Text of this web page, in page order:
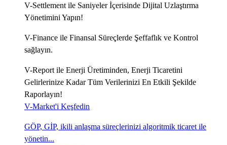
V-Settlement ile Saniyeler İçerisinde Dijital Uzlaştırma
Yönetimini Yapın!
V-Finance ile Finansal Süreçlerde Şeffaflık ve Kontrol
sağlayın.
V-Report ile Enerji Üretiminden, Enerji Ticaretini
Gelirlerinize Kadar Tüm Verilerinizi En Etkili Şekilde
Raporlayın!
V-Market'i Keşfedin
GÖP, GİP, ikili anlaşma süreçlerinizi algoritmik ticaret ile
yönetin...